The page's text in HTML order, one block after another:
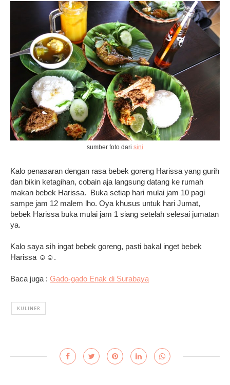
sumber foto dari sini
Kalo penasaran dengan rasa bebek goreng Harissa yang gurih
dan bikin ketagihan, cobain aja langsung datang ke rumah
makan bebek Harissa. Buka setiap hari mulai jam 10 pagi
sampe jam 12 malem lho. Oya khusus untuk hari Jumat,
bebek Harissa buka mulai jam 1 siang setelah selesai jumatan
ya.
Kalo saya sih ingat bebek goreng, pasti bakal inget bebek
Harissa ☺☺.
Baca juga : Gado-gado Enak di Surabaya
KULINER